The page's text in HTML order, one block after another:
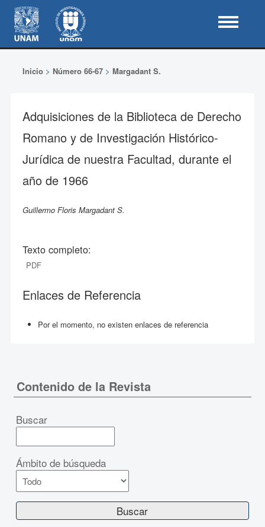
Inicio> Número 66-67> Margadant S.
Adquisiciones de la Biblioteca de Derecho
Romano y de Investigación Histórico-
Jurídica de nuestra Facultad, durante el
año de 1966
Guillermo Floris Margadant S.
Texto completo:
PDF
Enlaces de Referencia
Por el momento, no existen enlaces de referencia
Contenido de la Revista
Buscar
Ámbito de búsqueda